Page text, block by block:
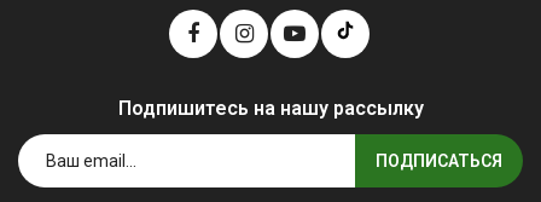
Подпишитесь на нашу рассылку
ПОДПИСАТЬСЯ